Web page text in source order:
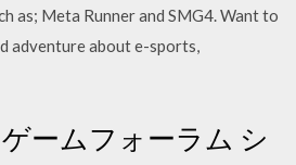
as; Meta Runner and SMG4. Want to
adventure about e-sports,
ームフォーラム シ